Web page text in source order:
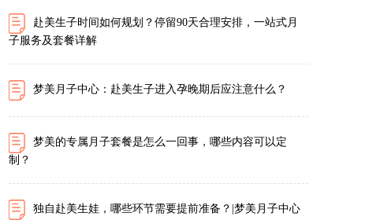
赴美生子时间如何规划？停留90天合理安排，一站式月
子服务及套餐详解
梦美月子中心：赴美生子进入孕晚期后应注意什么？
梦美的专属月子套餐是怎么一回事，哪些内容可以定
制？
独自赴美生娃，哪些环节需要提前准备？|梦美月子中心